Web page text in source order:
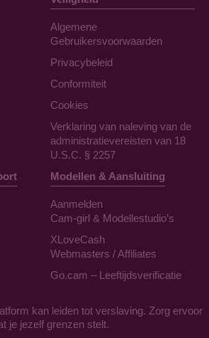
Algemene
Gebruikersvoorwaarden
Privacybeleid
Conformiteit
Cookies
Verklaring van naleving van de
administratievereisten van 18
U.S.C. § 2257
Modellen & Aansluiting
Aanmelden
Cam-girl & Modellestudio’s
XLoveCash
Webmasters / Affiliates
Go.cam – Leeftijdsverificatie
kan leiden tot verslaving. Zorg ervoor
je jezelf grenzen stelt.